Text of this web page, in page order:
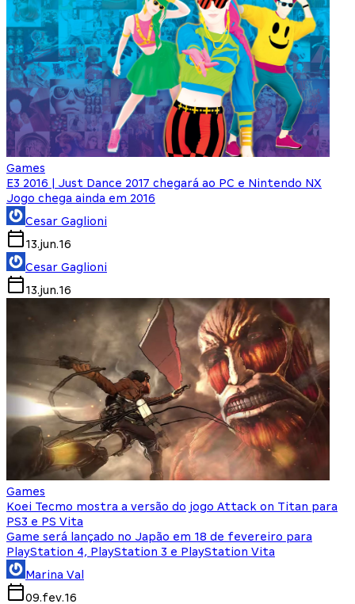
Games
E3 2016 | Just Dance 2017 chegará ao PC e Nintendo NX
Jogo chega ainda em 2016
Cesar Gaglioni
13.jun.16
Cesar Gaglioni
13.jun.16
Games
Koei Tecmo mostra a versão do jogo Attack on Titan para
PS3 e PS Vita
Game será lançado no Japão em 18 de fevereiro para
PlayStation 4, PlayStation 3 e PlayStation Vita
Marina Val
09.fev.16